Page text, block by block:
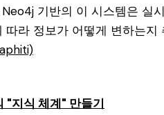
Neo4j 기반의 이 시스템은 실
따라 정보가 어떻게 변하는
"지식 체계" 만들기